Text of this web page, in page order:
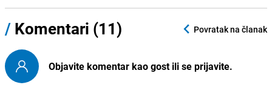
/ Komentari (11) Povratak na članak
Objavite komentar kao gost ili se prijavite.